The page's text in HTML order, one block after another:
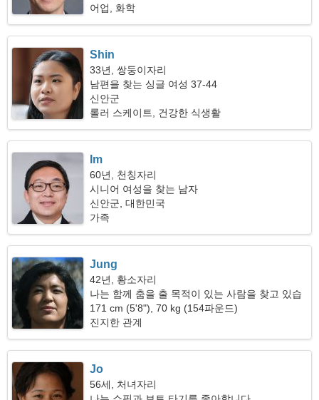
어업, 화학
Shin
33년, 쌍둥이자리
남편을 찾는 싱글 여성 37-44
신안군
롤러 스케이트, 건강한 식생활
Im
60년, 천칭자리
시니어 여성을 찾는 남자
신안군, 대한민국
가족
Jung
42년, 황소자리
나는 함께 춤을 출 목적이 있는 사람을 찾고 있습
니다
171 cm (5'8"), 70 kg (154파운드)
진지한 관계
Jo
56세, 처녀자리